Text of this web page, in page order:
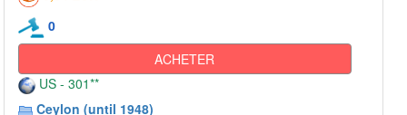
0
ACHETER
US - 301**
Ceylon (until 1948)